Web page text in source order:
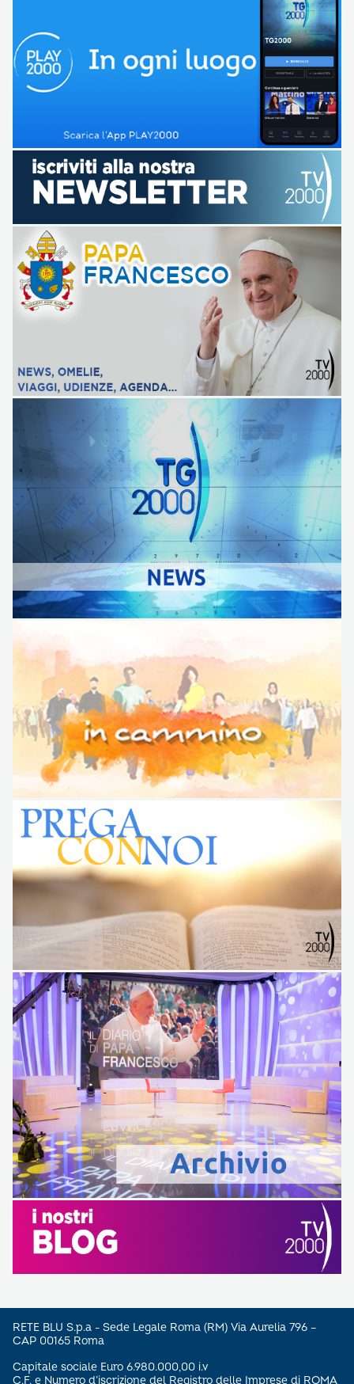
RETE BLU S.p.a - Sede Legale Roma (RM) Via Aurelia 796 –
CAP 00165 Roma
Capitale sociale Euro 6.980.000,00 i.v
C.F. e Numero d’iscrizione del Registro delle Imprese di ROMA